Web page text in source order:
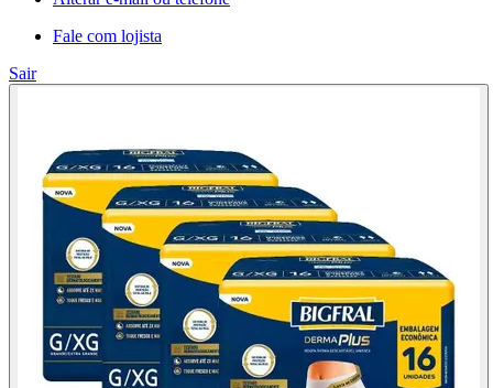
Fale com lojista
Sair